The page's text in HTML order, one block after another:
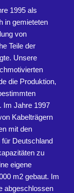
1995 als
in gemieteten
von
Teile der
Unsere
die Produktion,
Im Jahre 1997
Kabelträgern
mit den
Deutschland
zu
eigene
m2 gebaut. Im
abgeschlossen